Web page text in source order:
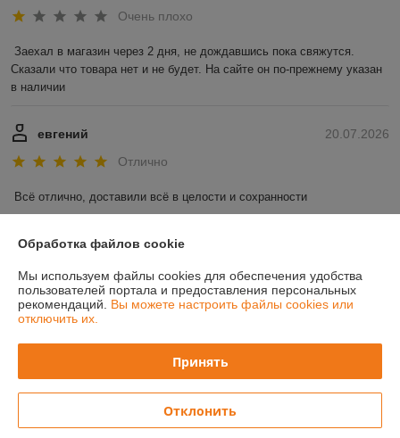
Очень плохо
Заехал в магазин через 2 дня, не дождавшись пока свяжутся.
Сказали что товара нет и не будет. На сайте он по-прежнему указан
в наличии
20.07.2026
евгений
Отлично
Всё отлично, доставили всё в целости и сохранности
О нас
Доставка и оплата
Обработка файлов cookie
Мы используем файлы cookies для обеспечения удобства
пользователей портала и предоставления персональных
рекомендаций. Вы можете настроить файлы cookies или
отключить их.
Принять
Отклонить